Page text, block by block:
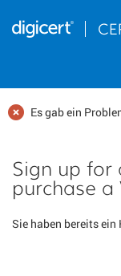
Es gab ein
Sign up for
purchase a
Sie haben bereits ein